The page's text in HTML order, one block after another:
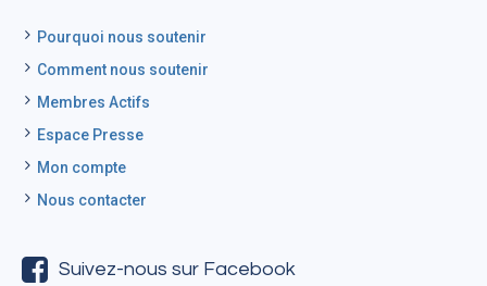
Pourquoi nous soutenir
Comment nous soutenir
Membres Actifs
Espace Presse
Mon compte
Nous contacter
Suivez-nous sur Facebook